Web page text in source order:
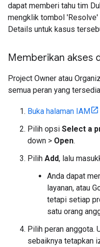
dapat memberi tahu tim
mengklik tombol 'Resolve'
Details untuk kasus
Memberikan akses
Project Owner atau
semua peran yang tersedia
Buka halaman IAM
Pilih opsi Select a
down > Open.
Pilih Add, lalu
Anda dapat
layanan, atau
tetapi setiap
satu orang
Pilih peran anggota.
sebaiknya tetapkan